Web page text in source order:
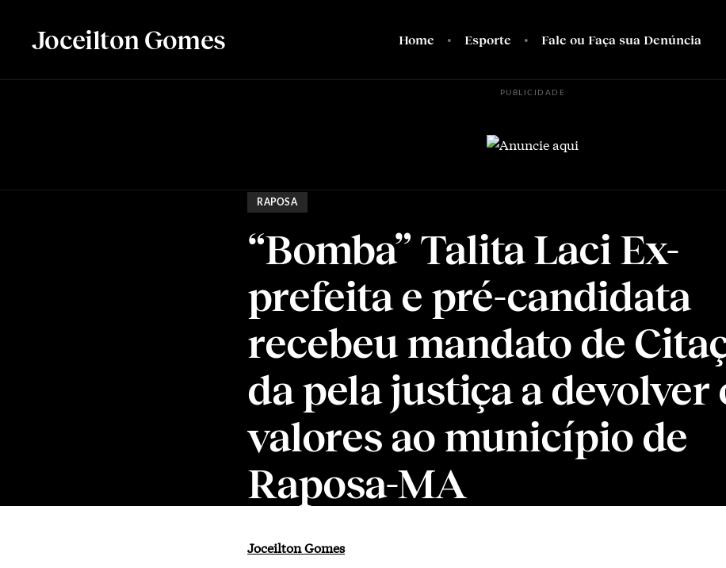
Joceilton Gomes Home Esporte Fale ou Faça sua Denúncia
PUBLICIDADE
RAPOSA
“Bomba” Talita Laci Ex-
prefeita e pré-candidata
recebeu mandato de
da pela justiça a devolver
valores ao município de
Raposa-MA
Joceilton Gomes